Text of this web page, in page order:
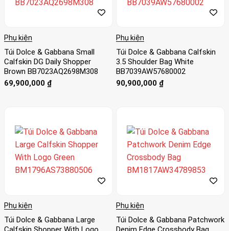
Phụ kiện
Túi Dolce & Gabbana Small
Calfskin DG Daily Shopper
Brown BB7023AQ2698M308
69,900,000 ₫
Phụ kiện
Túi Dolce & Gabbana Calfskin
3.5 Shoulder Bag White
BB7039AW57680002
90,900,000 ₫
Phụ kiện
Túi Dolce & Gabbana Large
Phụ kiện
Túi Dolce & Gabbana Patchwork